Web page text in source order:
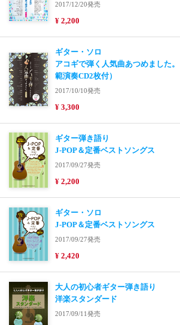
2017/12/20発売
¥ 2,200
ギター・ソロ
アコギで弾く人気曲あつめました
範演奏CD2枚付）
2017/10/10発売
¥ 3,300
ギター弾き語り
J-POP＆定番ベストソングス
2017/09/27発売
¥ 2,200
ギター・ソロ
J-POP＆定番ベストソングス
2017/09/27発売
¥ 2,420
大人の初心者ギター弾き語り
洋楽スタンダード
2017/09/11発売